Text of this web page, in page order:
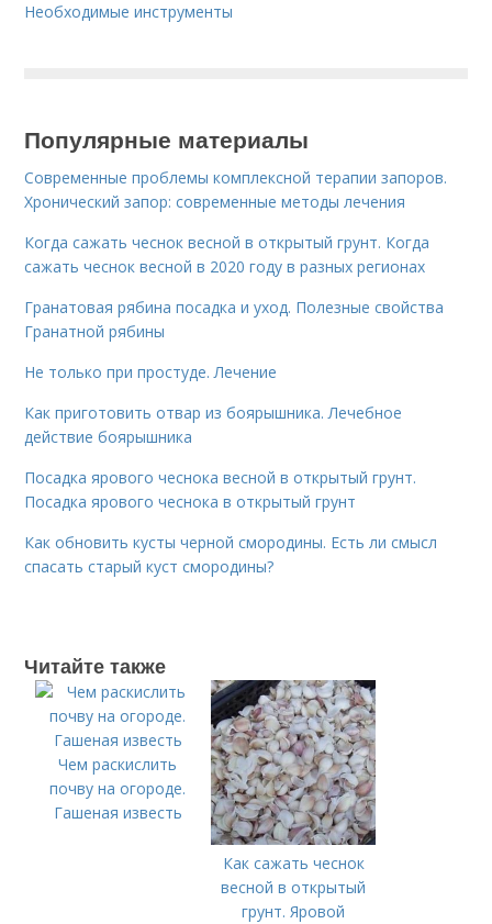
Необходимые инструменты
Популярные материалы
Современные проблемы комплексной терапии запоров.
Хронический запор: современные методы лечения
Когда сажать чеснок весной в открытый грунт. Когда
сажать чеснок весной в 2020 году в разных регионах
Гранатовая рябина посадка и уход. Полезные свойства
Гранатной рябины
Не только при простуде. Лечение
Как приготовить отвар из боярышника. Лечебное
действие боярышника
Посадка ярового чеснока весной в открытый грунт.
Посадка ярового чеснока в открытый грунт
Как обновить кусты черной смородины. Есть ли смысл
спасать старый куст смородины?
Читайте также
Чем раскислить
почву на огороде.
Гашеная известь
Как сажать чеснок
весной в открытый
грунт. Яровой